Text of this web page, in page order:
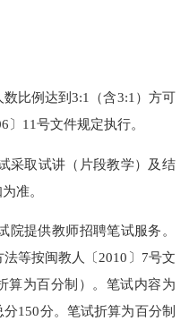
比例达到3:1（含3:1）方可
11号文件规定执行。
取试讲（片段教学）及结
准。
提供教师招聘笔试服务。
等按闽教人〔2010〕7号文
算为百分制）。笔试内容为
150分。笔试折算为百分制